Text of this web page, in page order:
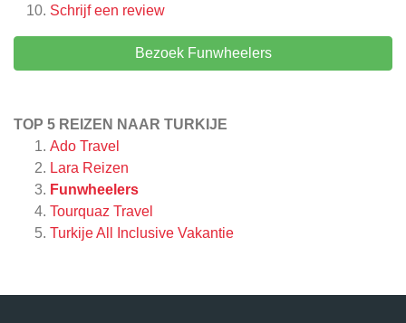
Schrijf een review
Bezoek Funwheelers
TOP 5 REIZEN NAAR TURKIJE
Ado Travel
Lara Reizen
Funwheelers
Tourquaz Travel
Turkije All Inclusive Vakantie